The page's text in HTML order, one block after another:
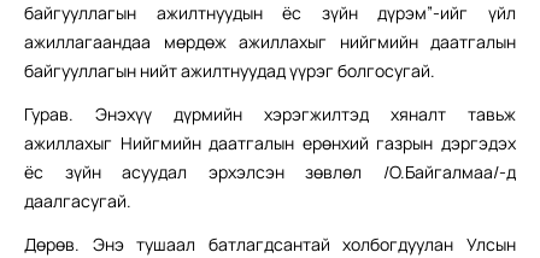
байгууллагын ажилтнуудын ёс зүйн дүрэм”-ийг үйл
ажиллагаандаа мөрдөж ажиллахыг нийгмийн даатгалын
байгууллагын нийт ажилтнуудад үүрэг болгосугай.
Гурав. Энэхүү дүрмийн хэрэгжилтэд хяналт тавьж
ажиллахыг Нийгмийн даатгалын ерөнхий газрын дэргэдэх
ёс зүйн асуудал эрхэлсэн зөвлөл /О.Байгалмаа/-д
даалгасугай.
Дөрөв. Энэ тушаал батлагдсантай холбогдуулан Улсын